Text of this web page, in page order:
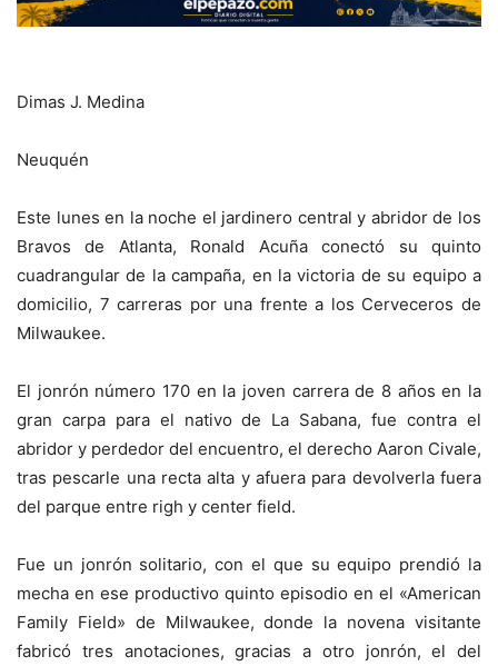
Dimas J. Medina
Neuquén
Este lunes en la noche el jardinero central y abridor de los
Bravos de Atlanta, Ronald Acuña conectó su quinto
cuadrangular de la campaña, en la victoria de su equipo a
domicilio, 7 carreras por una frente a los Cerveceros de
Milwaukee.
El jonrón número 170 en la joven carrera de 8 años en la
gran carpa para el nativo de La Sabana, fue contra el
abridor y perdedor del encuentro, el derecho Aaron Civale,
tras pescarle una recta alta y afuera para devolverla fuera
del parque entre righ y center field.
Fue un jonrón solitario, con el que su equipo prendió la
mecha en ese productivo quinto episodio en el «American
Family Field» de Milwaukee, donde la novena visitante
fabricó tres anotaciones, gracias a otro jonrón, el del